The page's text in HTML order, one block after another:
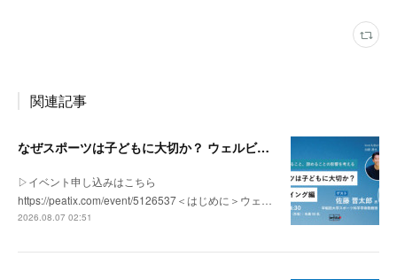
関連記事
なぜスポーツは子どもに大切か？ ウェルビーイング編 | 「社会とサッカー」 vol.2
▷イベント申し込みはこちら
https://peatix.com/event/5126537＜はじめに＞ウェ…
2026.08.07 02:51